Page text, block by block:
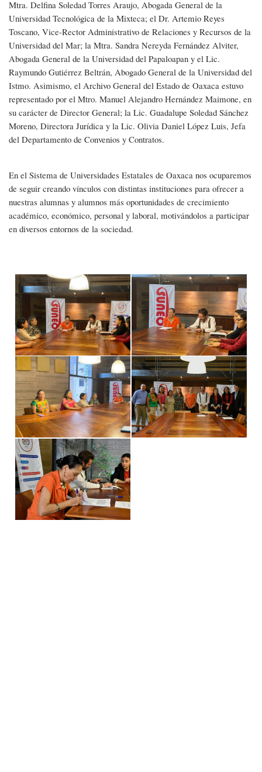
Mtra. Delfina Soledad Torres Araujo, Abogada General de la
Universidad Tecnológica de la Mixteca; el Dr. Artemio Reyes
Toscano, Vice-Rector Administrativo de Relaciones y Recursos de la
Universidad del Mar; la Mtra. Sandra Nereyda Fernández Alviter,
Abogada General de la Universidad del Papaloapan y el Lic.
Raymundo Gutiérrez Beltrán, Abogado General de la Universidad del
Istmo. Asimismo, el Archivo General del Estado de Oaxaca estuvo
representado por el Mtro. Manuel Alejandro Hernández Maimone, en
su carácter de Director General; la Lic. Guadalupe Soledad Sánchez
Moreno, Directora Jurídica y la Lic. Olivia Daniel López Luis, Jefa
del Departamento de Convenios y Contratos.
En el Sistema de Universidades Estatales de Oaxaca nos ocuparemos
de seguir creando vínculos con distintas instituciones para ofrecer a
nuestras alumnas y alumnos más oportunidades de crecimiento
académico, económico, personal y laboral, motivándolos a participar
en diversos entornos de la sociedad.